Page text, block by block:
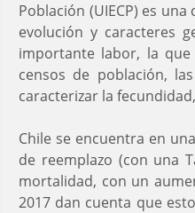
Población (UIECP) es
evolución y caracteres
importante labor, la
censos de población,
caracterizar la
Chile se encuentra en
de reemplazo (con una
mortalidad, con un
2017 dan cuenta que